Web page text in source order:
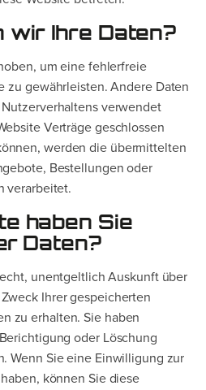
wir Ihre Daten?
um eine fehlerfreie
zu gewährleisten. Andere Daten
verwendet
Verträge geschlossen
werden die übermittelten
Bestellungen oder
verarbeitet.
haben Sie
Daten?
unentgeltlich Auskunft über
Ihrer gespeicherten
zu erhalten. Sie haben
oder Löschung
Wenn Sie eine Einwilligung zur
können Sie diese